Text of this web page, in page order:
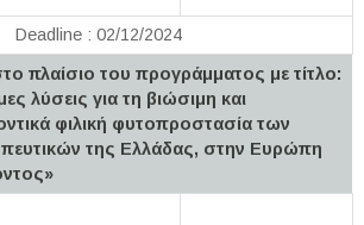
Deadline : 02/12/2024
πλαίσιο του προγράμματος με τίτλο:
λύσεις για τη βιώσιμη και
φιλική φυτοπροστασία των
της Ελλάδας, στην Ευρώπη